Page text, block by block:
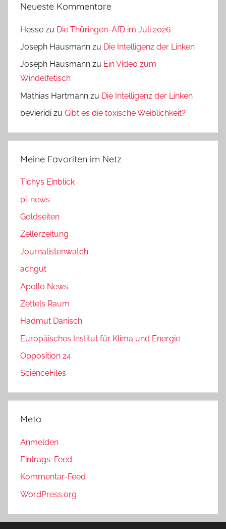
Neueste Kommentare
Hesse zu Die Thüringen-AfD im Juli 2026
Joseph Hausmann zu Die Intelligenz der Linken
Joseph Hausmann zu Ein Video zum
Windelfetisch
Mathias Hartmann zu Die Intelligenz der Linken
bevieridi zu Gibt es die toxische Weiblichkeit?
Meine Favoriten im Netz
Tichys Einblick
pi-news
Goldseiten
Zellerzeitung
Journalistenwatch
achgut
Apollo News
Zettels Raum
Hadmut Danisch
Europäisches Institut für Klima und Energie
Opposition 24
ScienceFiles
Meta
Anmelden
Eintrags-Feed
Kommentar-Feed
WordPress.org